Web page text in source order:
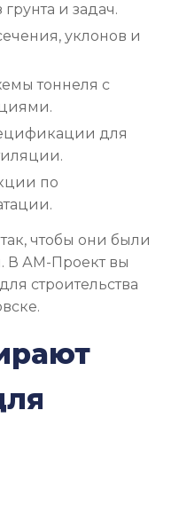
и задач.
уклонов и
тоннеля с
для
по
чтобы они были
В АМ-Проект вы
строительства